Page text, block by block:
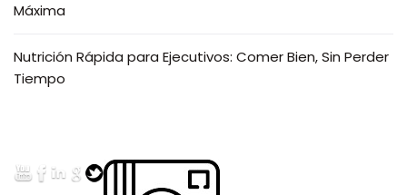
Máxima
Nutrición Rápida para Ejecutivos: Comer Bien, Sin Perder
Tiempo